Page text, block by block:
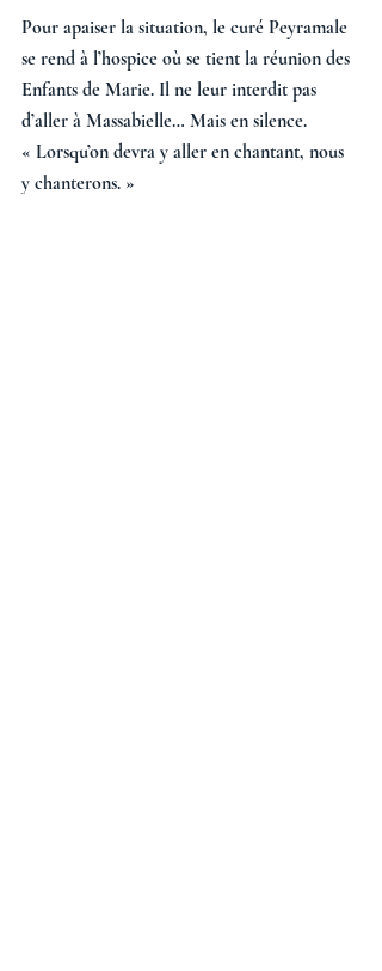
Pour apaiser la situation, le curé Peyramale
se rend à l’hospice où se tient la réunion des
Enfants de Marie. Il ne leur interdit pas
d’aller à Massabielle… Mais en silence.
« Lorsqu’on devra y aller en chantant, nous
y chanterons. »